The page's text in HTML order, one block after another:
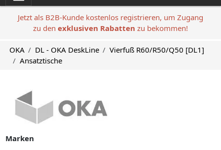
Jetzt als B2B-Kunde kostenlos registrieren, um Zugang
zu den exklusiven Rabatten zu bekommen!
OKA DL - OKA DeskLine
Vierfuß R60/R50/Q50 [DL1]
Ansatztische
Marken